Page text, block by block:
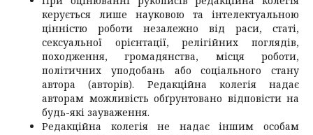
керується лише науковою та інтелектуальною
цінністю роботи незалежно від раси, статі,
сексуальної орієнтації, релігійних поглядів,
походження, громадянства, місця роботи,
політичних уподобань або соціального стану
автора (авторів). Редакційна колегія надає
авторам можливість обґрунтовано відповісти на
будь-які зауваження.
Редакційна колегія не надає іншим особам